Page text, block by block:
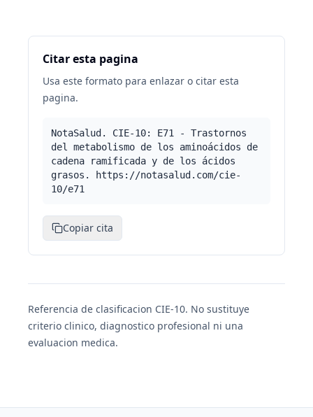
Citar esta pagina
Usa este formato para enlazar o citar esta
pagina.
NotaSalud. CIE-10: E71 - Trastornos
del metabolismo de los aminoácidos de
cadena ramificada y de los ácidos
grasos. https://notasalud.com/cie-
10/e71
Copiar cita
Referencia de clasificacion CIE-10. No sustituye
criterio clinico, diagnostico profesional ni una
evaluacion medica.